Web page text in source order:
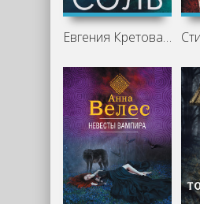
Евгения Кретова - Альтераты. Соль